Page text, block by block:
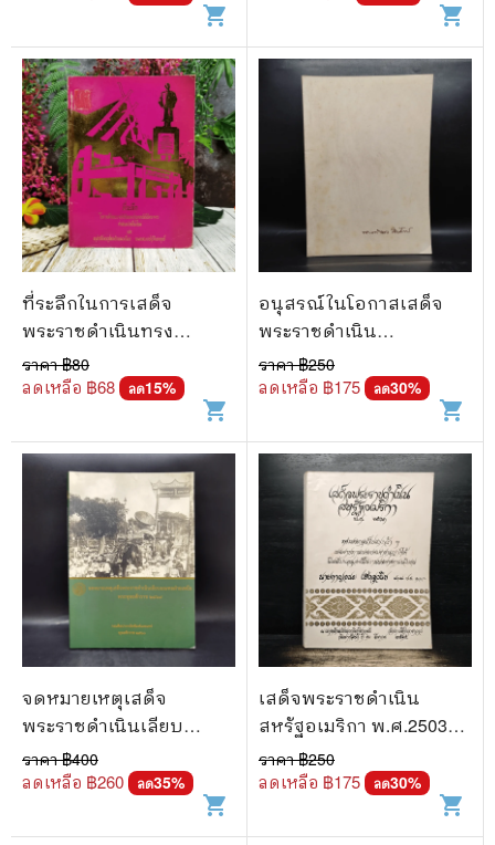
shopping_cart
อนุสาวรีย์พระรูปพระเจ้า
บรมวงศ์เธอ กรมหลวง
ราชบุรีดิเรกฤทธิ์
shopping_cart
ที่ระลึกในการเสด็จ
พระราชดำเนินทรง
ประกอบพิธีเปิดอาหาร
ศาลจังหวัดเชียงใหม่ และ
อนุสาวรีย์พระรูปพระเจ้า
บรมวงศ์เธอ กรมหลวง
ราชบุรีดิเรกฤทธิ์
ราคา ฿80
ลดเหลือ ฿68 ลด15%
shopping_cart
อนุสรณ์ในโอกาสเสด็จ
พระราชดำเนิน
พระราชทานเพลิงศพ
พล.ร.ต.สนอง นิสาลักษณ์
ราคา ฿250
ลดเหลือ ฿175 ลด30%
shopping_cart
จดหมายเหตุเสด็จ
พระราชดำเนินเลียบ
มณฑลฝ่ายเหนือ
พ.ศ.2469
ราคา ฿400
ลดเหลือ ฿260 ลด35%
shopping_cart
เสด็จพระราชดำเนิน
สหรัฐอเมริกา พ.ศ.2503
นายกาญจนะ เฮงสุวนิช
ราคา ฿250
ลดเหลือ ฿175 ลด30%
shopping_cart